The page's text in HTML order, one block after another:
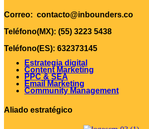
Correo: contacto@inbounders.co
Teléfono(MX): (55) 3223 5438
Teléfono(ES): 632373145
Estrategia digital
Content Marketing
PPC & SEA
Email Marketing
Community Management
Aliado estratégico